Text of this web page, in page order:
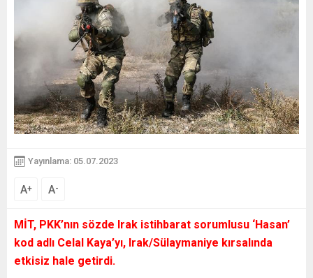
Yayınlama: 05.07.2023
A+ A-
MİT, PKK’nın sözde Irak istihbarat sorumlusu ‘Hasan’
kod adlı Celal Kaya’yı, Irak/Sülaymaniye kırsalında
etkisiz hale getirdi.